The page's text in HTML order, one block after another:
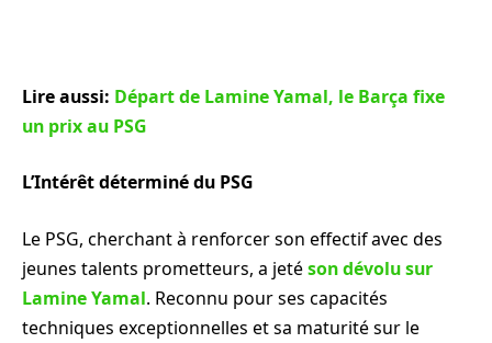
Lire aussi: Départ de Lamine Yamal, le Barça fixe
un prix au PSG
L’Intérêt déterminé du PSG
Le PSG, cherchant à renforcer son effectif avec des
jeunes talents prometteurs, a jetéson dévolu sur
Lamine Yamal. Reconnu pour ses capacités
techniques exceptionnelles et sa maturité sur le